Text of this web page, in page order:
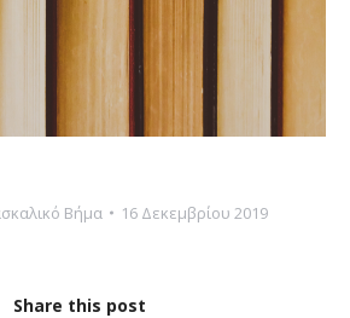
Βήμα 16 Δεκεμβρίου 2019
Share this post